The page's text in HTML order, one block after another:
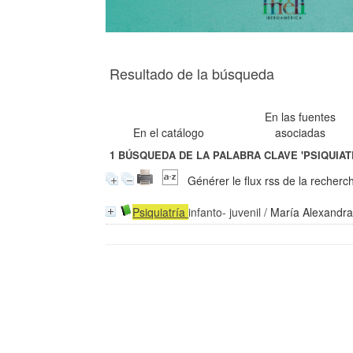
Resultado de la búsqueda
En el catálogo
En las fuentes
asociadas
1 BÚSQUEDA DE LA PALABRA CLAVE
Générer le flux rss de la
Psiquiatríainfanto- juvenil / María